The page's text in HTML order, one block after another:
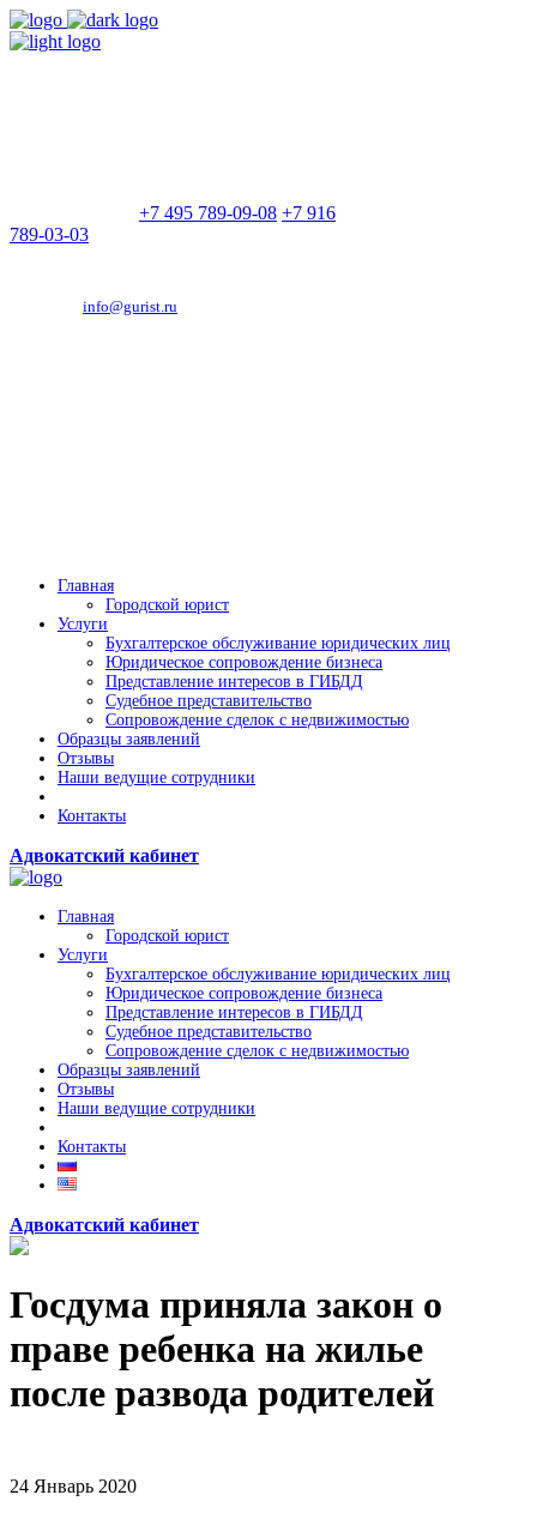
+7 495 789-09-08 +7 916
789-03-03
info@gurist.ru
Главная
Городской юрист
Услуги
Бухгалтерское обслуживание юридических лиц
Юридическое сопровождение бизнеса
Представление интересов в ГИБДД
Судебное представительство
Сопровождение сделок с недвижимостью
Образцы заявлений
Отзывы
Наши ведущие сотрудники
Контакты
Адвокатский кабинет
Главная
Городской юрист
Услуги
Бухгалтерское обслуживание юридических лиц
Юридическое сопровождение бизнеса
Представление интересов в ГИБДД
Судебное представительство
Сопровождение сделок с недвижимостью
Образцы заявлений
Отзывы
Наши ведущие сотрудники
Контакты
Адвокатский кабинет
Госдума приняла закон о
праве ребенка на жилье
после развода родителей
24 Январь 2020